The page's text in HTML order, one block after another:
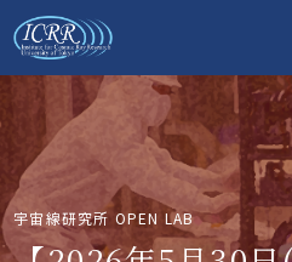
宇宙線研究所 OPEN LAB